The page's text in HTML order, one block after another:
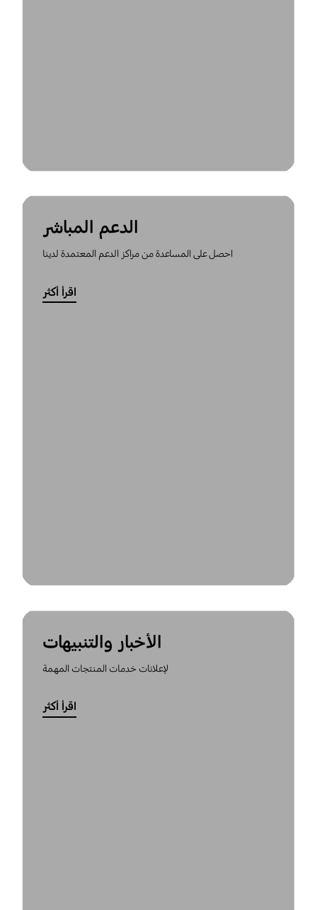
الدعم المباشر
احصل على المساعدة من مراكز الدعم المعتمدة لدينا
اقرأ أكثر
الأخبار والتنبيهات
لإعلانات خدمات المنتجات المهمة
اقرأ أكثر